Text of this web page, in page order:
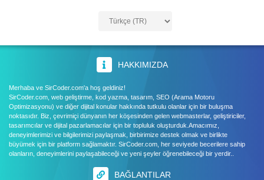
HAKKIMIZDA
Merhaba ve SirCoder.com'a hoş geldiniz!
SirCoder.com, web geliştirme, kod yazma, tasarım, SEO (Arama Motoru
Optimizasyonu) ve diğer dijital konular hakkında tutkulu olanlar için bir buluşma
noktasıdır. Biz, çevrimiçi dünyanın her köşesinden gelen webmasterlar, geliştiriciler,
tasarımcılar ve dijital pazarlamacılar için bir topluluk oluşturduk.Amacımız,
deneyimlerimizi ve bilgilerimizi paylaşmak, birbirimize destek olmak ve birlikte
büyümek için bir platform sağlamaktır. SirCoder.com, her seviyede becerilere sahip
olanların, deneyimlerini paylaşabileceği ve yeni şeyler öğrenebileceği bir yerdir..
BAĞLANTILAR